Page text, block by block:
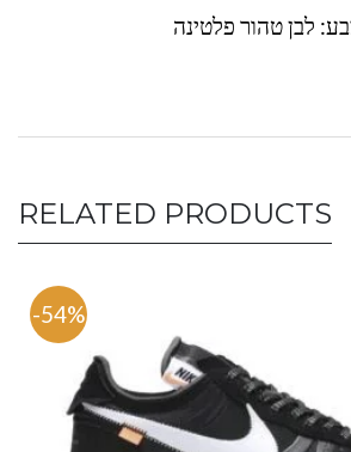
לבן טהור פלטינה
RELATED PRODUCTS
-54%